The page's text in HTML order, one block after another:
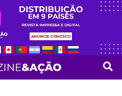
versão mobile